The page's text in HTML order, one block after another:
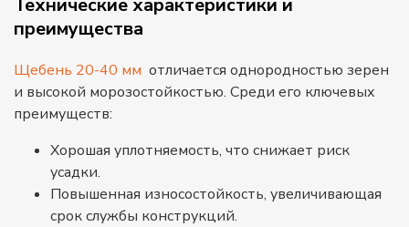
Технические характеристики и
преимущества
Щебень 20-40 мм отличается однородностью зерен
и высокой морозостойкостью. Среди его ключевых
преимуществ:
Хорошая уплотняемость, что снижает риск
усадки.
Повышенная износостойкость, увеличивающая
срок службы конструкций.